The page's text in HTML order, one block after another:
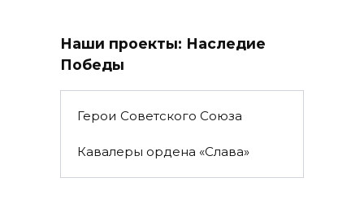
Наши проекты: Наследие
Победы
Герои Советского Союза
Кавалеры ордена «Слава»